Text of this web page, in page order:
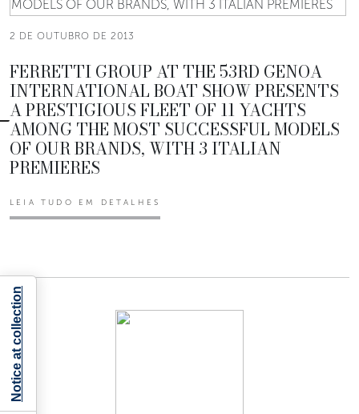
2 DE OUTUBRO DE 2013
FERRETTI GROUP AT THE 53RD GENOA
INTERNATIONAL BOAT SHOW PRESENTS
A PRESTIGIOUS FLEET OF 11 YACHTS
AMONG THE MOST SUCCESSFUL MODELS
OF OUR BRANDS, WITH 3 ITALIAN
PREMIERES
LEIA TUDO EM DETALHES
Notice at collection